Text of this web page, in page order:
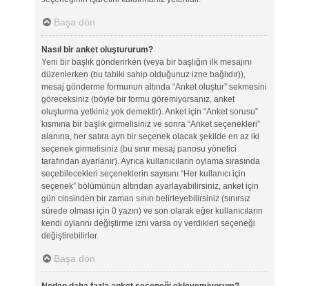
Başa dön
Nasıl bir anket oluştururum?
Yeni bir başlık gönderirken (veya bir başlığın ilk mesajını
düzenlerken (bu tabiki sahip olduğunuz izne bağlıdır)),
mesaj gönderme formunun altında “Anket oluştur” sekmesini
göreceksiniz (böyle bir formu göremiyorsanız, anket
oluşturma yetkiniz yok demektir). Anket için “Anket sorusu”
kısmına bir başlık girmelisiniz ve sonra “Anket seçenekleri”
alanına, her satıra ayrı bir seçenek olacak şekilde en az iki
seçenek girmelisiniz (bu sınır mesaj panosu yönetici
tarafından ayarlanır). Ayrıca kullanıcıların oylama sırasında
seçebilecekleri seçeneklerin sayısını “Her kullanıcı için
seçenek” bölümünün altından ayarlayabilirsiniz, anket için
gün cinsinden bir zaman sınırı belirleyebilirsiniz (sınırsız
sürede olması için 0 yazın) ve son olarak eğer kullanıcıların
kendi oylarını değiştirme izni varsa oy verdikleri seçeneği
değiştirebilirler.
Başa dön